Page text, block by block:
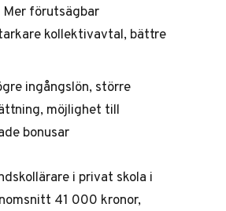
Mer förutsägbar
kollektivavtal, bättre
ingångslön, större
möjlighet till
bonusar
i privat skola i
41 000 kronor,